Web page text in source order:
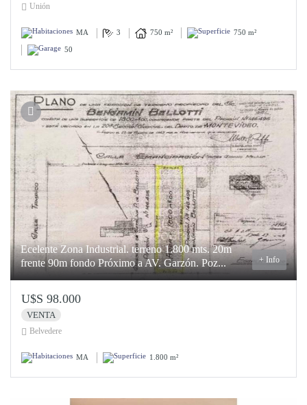
Unión
MA 3 750 m² 750 m²
50
Ecelente Zona Industrial. terreno 1.800 mts. 20m
frente 90m fondo Próximo a AV. Garzón. Poz...
+ Info
U$S 98.000
VENTA
Belvedere
MA 1.800 m²